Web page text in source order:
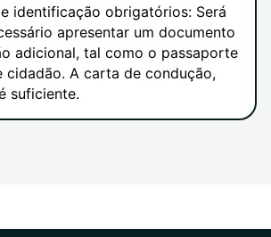
identificação obrigatórios: Será
apresentar um documento
adicional, tal como o passaporte
cidadão. A carta de condução,
suficiente.